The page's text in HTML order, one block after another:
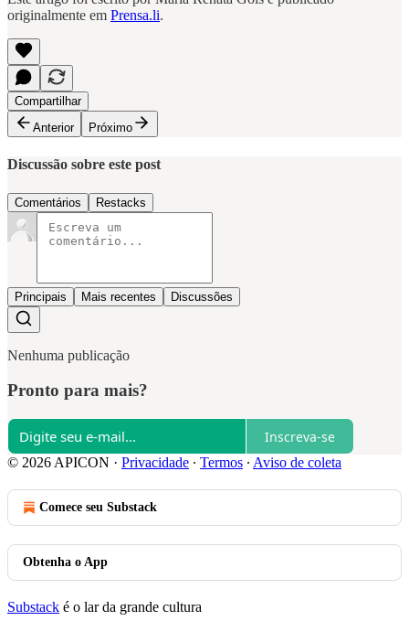
originalmente em Prensa.li.
Compartilhar
Anterior
Próximo
Discussão sobre este post
Comentários Restacks
Principais Mais recentes Discussões
Nenhuma publicação
Pronto para mais?
Inscreva-se
© 2026 APICON · Privacidade ∙ Termos ∙ Aviso de coleta
Comece seu Substack
Obtenha o App
Substack é o lar da grande cultura